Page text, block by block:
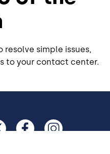
resolve simple issues,
to your contact center.